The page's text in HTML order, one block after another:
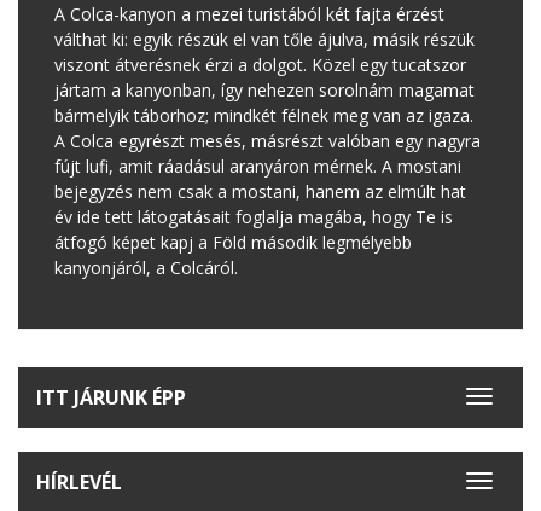
A Colca-kanyon a mezei turistából két fajta érzést
válthat ki: egyik részük el van tőle ájulva, másik részük
viszont átverésnek érzi a dolgot. Közel egy tucatszor
jártam a kanyonban, így nehezen sorolnám magamat
bármelyik táborhoz; mindkét félnek meg van az igaza.
A Colca egyrészt mesés, másrészt valóban egy nagyra
fújt lufi, amit ráadásul aranyáron mérnek. A mostani
bejegyzés nem csak a mostani, hanem az elmúlt hat
év ide tett látogatásait foglalja magába, hogy Te is
átfogó képet kapj a Föld második legmélyebb
kanyonjáról, a Colcáról.
Toggle
ITT JÁRUNK ÉPP
Toggle
HÍRLEVÉL